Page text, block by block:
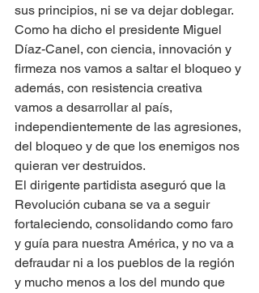
sus principios, ni se va dejar doblegar.
Como ha dicho el presidente Miguel
Díaz-Canel, con ciencia, innovación y
firmeza nos vamos a saltar el bloqueo y
además, con resistencia creativa
vamos a desarrollar al país,
independientemente de las agresiones,
del bloqueo y de que los enemigos nos
quieran ver destruidos.
El dirigente partidista aseguró que la
Revolución cubana se va a seguir
fortaleciendo, consolidando como faro
y guía para nuestra América, y no va a
defraudar ni a los pueblos de la región
y mucho menos a los del mundo que